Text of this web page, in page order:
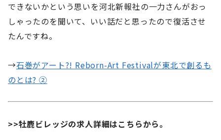
できないかという思いを河北新報社の一力さんがおっ
しゃったのを聞いて、いい話だと思ったので復活させ
たんですね。
→石巻がアート?! Reborn-Art Festivalが東北で創るも
のとは? ②
>>牡鹿ビレッジの求人詳細はこちらから。